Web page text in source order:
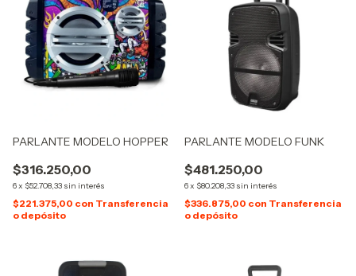
PARLANTE MODELO HOPPER
$316.250,00
6x $52.708,33 sin interés
$221.375,00 con Transferencia
o depósito
PARLANTE MODELO FUNK
$481.250,00
6x $80.208,33 sin interés
$336.875,00 con Transferencia
o depósito